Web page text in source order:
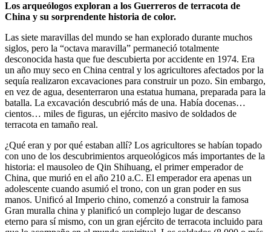
Los arqueólogos exploran a los Guerreros de terracota de
China y su sorprendente historia de color.
Las siete maravillas del mundo se han explorado durante muchos
siglos, pero la “octava maravilla” permaneció totalmente
desconocida hasta que fue descubierta por accidente en 1974. Era
un año muy seco en China central y los agricultores afectados por la
sequía realizaron excavaciones para construir un pozo. Sin embargo,
en vez de agua, desenterraron una estatua humana, preparada para la
batalla. La excavación descubrió más de una. Había docenas…
cientos… miles de figuras, un ejército masivo de soldados de
terracota en tamaño real.
¿Qué eran y por qué estaban allí? Los agricultores se habían topado
con uno de los descubrimientos arqueológicos más importantes de la
historia: el mausoleo de Qin Shihuang, el primer emperador de
China, que murió en el año 210 a.C. El emperador era apenas un
adolescente cuando asumió el trono, con un gran poder en sus
manos. Unificó al Imperio chino, comenzó a construir la famosa
Gran muralla china y planificó un complejo lugar de descanso
eterno para sí mismo, con un gran ejército de terracota incluido para